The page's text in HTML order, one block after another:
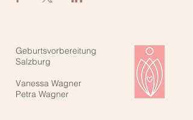
Geburtsvorbereitung
Salzburg
Vanessa Wagner
Petra Wagner